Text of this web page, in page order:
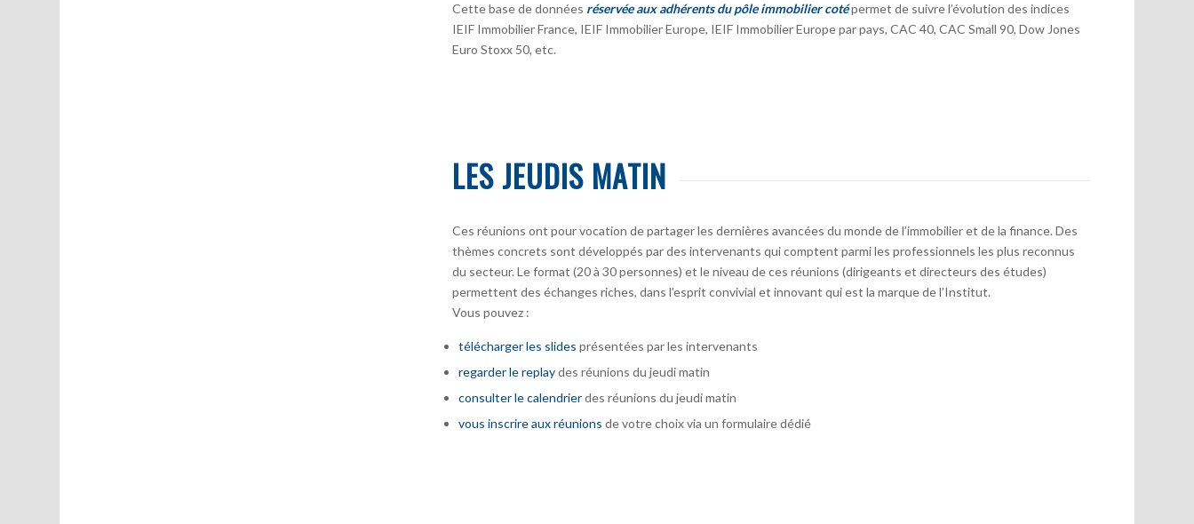
Cette base de données réservée aux adhérents du pôle immobilier cotépermet de suivre l’évolution des indices
IEIF Immobilier France, IEIF Immobilier Europe, IEIF Immobilier Europe par pays, CAC 40, CAC Small 90, Dow Jones
Euro Stoxx 50, etc.
LES JEUDIS MATIN
Ces réunions ont pour vocation de partager les dernières avancées du monde de l’immobilier et de la finance. Des
thèmes concrets sont développés par des intervenants qui comptent parmi les professionnels les plus reconnus
du secteur. Le format (20 à 30 personnes) et le niveau de ces réunions (dirigeants et directeurs des études)
permettent des échanges riches, dans l’esprit convivial et innovant qui est la marque de l’Institut.
Vous pouvez :
téléchargerles slides présentées par les intervenants
regarder le replaydes réunions du jeudi matin
consulter le calendrierdes réunions du jeudi matin
vous inscrireaux réunions de votre choix via un formulaire dédié